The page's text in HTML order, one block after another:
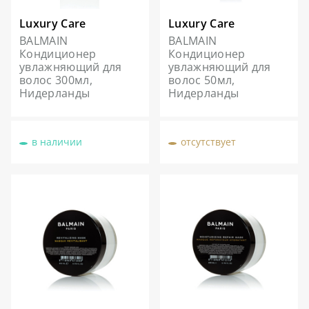
Luxury Care
BALMAIN
Кондиционер
увлажняющий для
волос 300мл,
Нидерланды
в наличии
Luxury Care
BALMAIN
Кондиционер
увлажняющий для
волос 50мл,
Нидерланды
отсутствует